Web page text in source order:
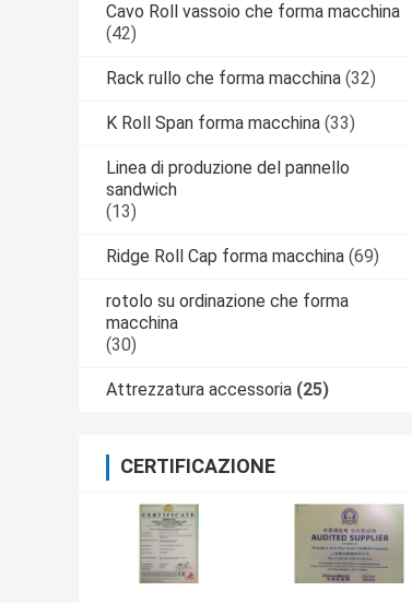
Cavo Roll vassoio che forma macchina
(42)
Rack rullo che forma macchina (32)
K Roll Span forma macchina (33)
Linea di produzione del pannello
sandwich
(13)
Ridge Roll Cap forma macchina (69)
rotolo su ordinazione che forma
macchina
(30)
Attrezzatura accessoria (25)
CERTIFICAZIONE